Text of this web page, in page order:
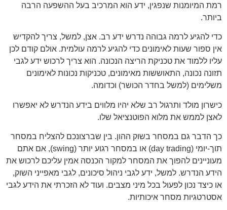
רמת המיומנות שנפגין, ידע הוא המרכיב בעל ההשפעה הרבה
ביותר.
כדי להגיע לרמה גבוהה נדרש ידע רב. אצן, למשל, צריך להקדיש
אין ספור שעות לאימונים כדי להגיע לרמה עולמית. אולם קודם לכן
עליו ללמוד את טכניקת הריצה הנכונה. הוא צריך לרכוש ידע לגבי
תזונה נכונה, התאוששות מאימונים, טכניקות נכונות לאימונים
משלימים (למשל בחדר הכושר) וכדומה.
כישרון מולד ותרגול רב שלא יהיו מלווים בידע הנדרש לא יאפשרו
לאצן לממש את מלוא הפוטנציאל שלו.
כך הדבר גם במסחר בשוק ההון. בין שברצונכם להצליח במסחר
תוך-יומי (day trading) או במסחר רגוע יותר (swing), אם אתם
מעוניינים להפוך את המסחר למקור הכנסה אמין עליכם לרכוש את
הידע הנדרש. למשל, ידע לגבי ניהול סיכונים, לגבי מאפייני השוק,
או כיצד נכון לפעול בכל מיני מצבים. ועוד לא הזכרתי את הידע לגבי
אסטרטגיות מסחר איכותיות.